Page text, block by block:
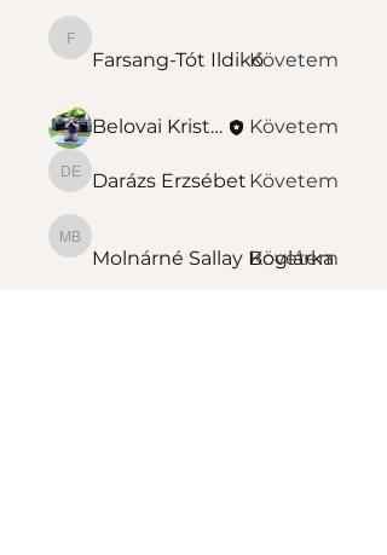
Farsang-Tót Ildikó
Farsang-Tót IldikóKövetem
Belovai Kristóf Sportedző Követem
Darázs Erzsébet
Darázs Erzsébet Követem
Molnárné Sallay Boglárka
Molnárné Sallay Boglárka
Követem